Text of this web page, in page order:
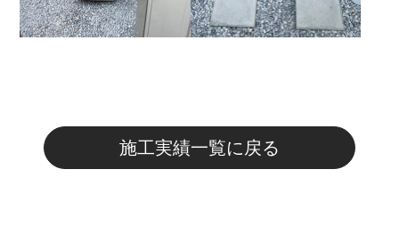
施工実績一覧に戻る